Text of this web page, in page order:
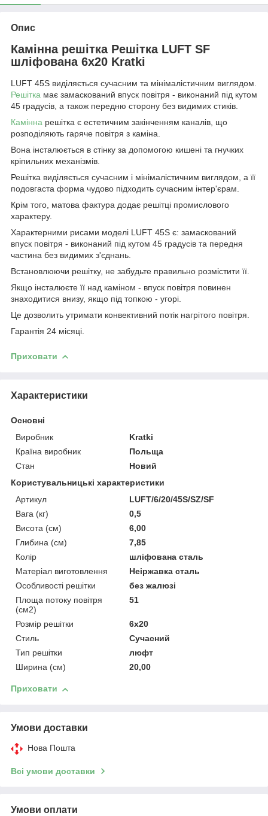
Опис
Камінна решітка Решітка LUFT SF
шліфована 6x20 Kratki
LUFT 45S виділяється сучасним та мінімалістичним виглядом.
Решітка має замаскований впуск повітря - виконаний під кутом
45 градусів, а також передню сторону без видимих стиків.
Камінна решітка є естетичним закінченням каналів, що
розподіляють гаряче повітря з каміна.
Вона інсталюється в стінку за допомогою кишені та гнучких
кріпильних механізмів.
Решітка виділяється сучасним і мінімалістичним виглядом, а її
подовгаста форма чудово підходить сучасним інтер'єрам.
Крім того, матова фактура додає решітці промислового
характеру.
Характерними рисами моделі LUFT 45S є: замаскований
впуск повітря - виконаний під кутом 45 градусів та передня
частина без видимих з'єднань.
Встановлюючи решітку, не забудьте правильно розмістити її.
Якщо інсталюєте її над каміном - впуск повітря повинен
знаходитися внизу, якщо під топкою - угорі.
Це дозволить утримати конвективний потік нагрітого повітря.
Гарантія 24 місяці.
Приховати
Характеристики
Основні
Виробник
Kratki
Країна виробник
Польща
Стан
Новий
Користувальницькі характеристики
Артикул
LUFT/6/20/45S/SZ/SF
Вага (кг)
0,5
Висота (см)
6,00
Глибина (см)
7,85
Колір
шліфована сталь
Матеріал виготовлення
Неіржавка сталь
Особливості решітки
без жалюзі
Площа потоку повітря
(см2)
51
Розмір решітки
6x20
Стиль
Сучасний
Тип решітки
люфт
Ширина (см)
20,00
Приховати
Умови доставки
Нова Пошта
Всі умови доставки
Умови оплати